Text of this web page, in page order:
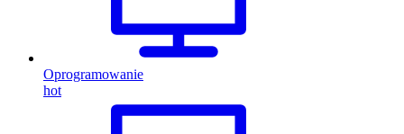
Oprogramowanie
hot